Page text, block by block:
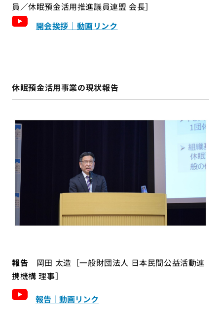
員／休眠預金活用推進議員連盟 会長］
開会挨拶｜動画リンク
休眠預金活用事業の現状報告
報告 岡田 太造［一般財団法人 日本民間公益活動連
携機構 理事］
報告｜動画リンク